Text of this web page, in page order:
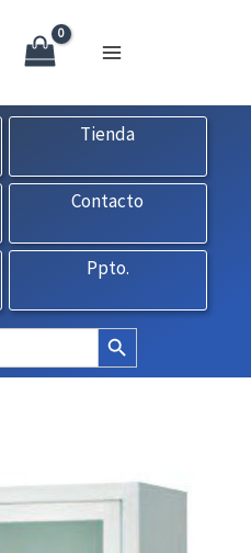
Formulario | Tlf.
Tienda
Contacto
Ppto.
Botón de búsqueda